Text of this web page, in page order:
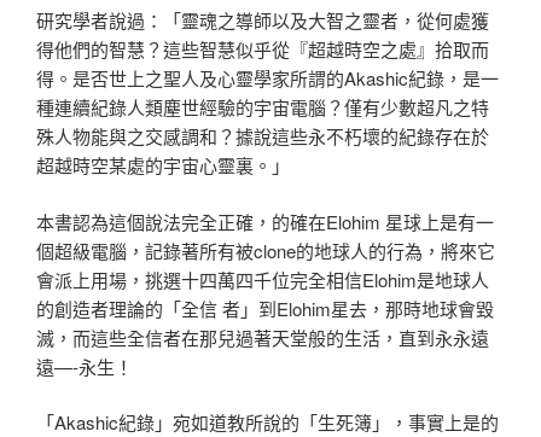
研究學者說過：「靈魂之導師以及大智之靈者，從何處獲
得他們的智慧？這些智慧似乎從『超越時空之處』拾取而
得。是否世上之聖人及心靈學家所謂的Akashic紀錄，是一
種連續紀錄人類塵世經驗的宇宙電腦？僅有少數超凡之特
殊人物能與之交感調和？據說這些永不朽壞的紀錄存在於
超越時空某處的宇宙心靈裏。」
本書認為這個說法完全正確，的確在Elohim 星球上是有一
個超級電腦，記錄著所有被clone的地球人的行為，將來它
會派上用場，挑選十四萬四千位完全相信Elohim是地球人
的創造者理論的「全信 者」到Elohim星去，那時地球會毀
滅，而這些全信者在那兒過著天堂般的生活，直到永永遠
遠—-永生！
「Akashic紀錄」宛如道教所說的「生死簿」，事實上是的